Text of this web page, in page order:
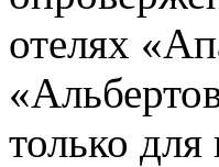
отелях
только